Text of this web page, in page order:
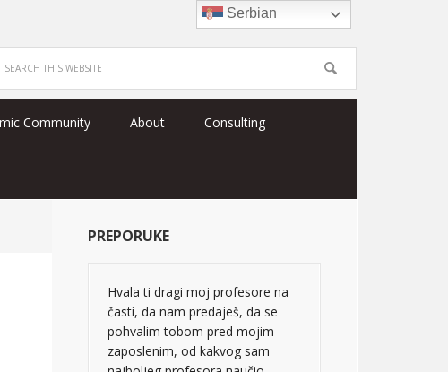
Community About Consulting
PREPORUKE
Hvala ti dragi moj profesore na
časti, da nam predaješ, da se
pohvalim tobom pred mojim
zaposlenim, od kakvog sam
Serbian